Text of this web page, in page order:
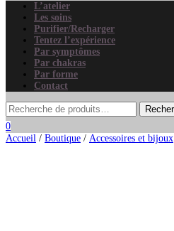
L’atelier
Les soins
Purifier/Recharger
Tentez l’expérience
Par symptômes
Par chakras
Par forme
Contact
0
Accueil / Boutique / Accessoires et bijoux